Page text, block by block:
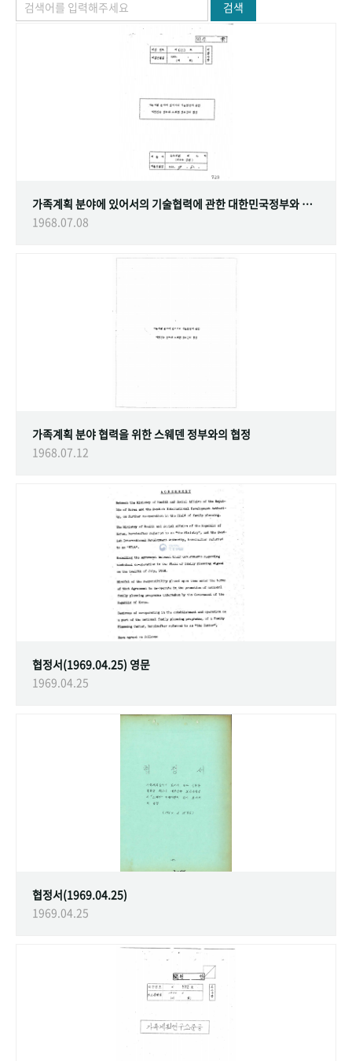
검색
가족계획 분야에 있어서의 기술협력에 관한 대한민국정부와 스웨덴 정부간의 협정
1968.07.08
가족계획 분야 협력을 위한 스웨덴 정부와의 협정
1968.07.12
협정서(1969.04.25) 영문
1969.04.25
협정서(1969.04.25)
1969.04.25